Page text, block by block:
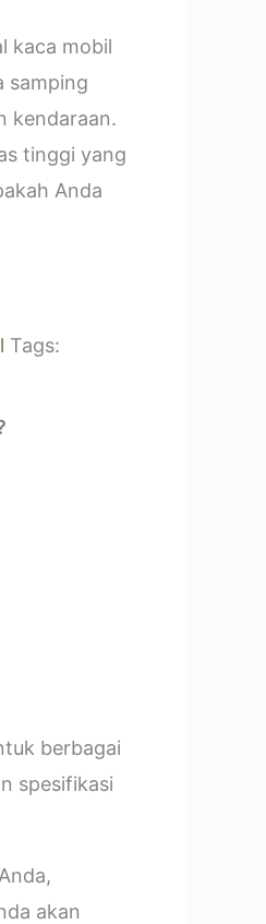
kaca mobil
samping
kendaraan.
tinggi yang
Anda
Tags:
berbagai
spesifikasi
akan